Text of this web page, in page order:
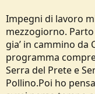
Impegni di lavoro
mezzogiorno.
gia’ in cammino da
programma
Serra del Prete e
Pollino.Poi ho